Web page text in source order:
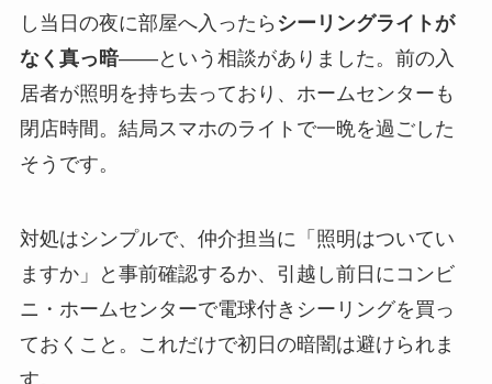
し当日の夜に部屋へ入ったら シーリングライトが
なく真っ暗——という相談がありました。前の入
居者が照明を持ち去っており、ホームセンターも
閉店時間。結局スマホのライトで一晩を過ごした
そうです。
対処はシンプルで、仲介担当に「照明はついてい
ますか」と事前確認するか、引越し前日にコンビ
ニ・ホームセンターで電球付きシーリングを買っ
ておくこと。これだけで初日の暗闇は避けられま
す。